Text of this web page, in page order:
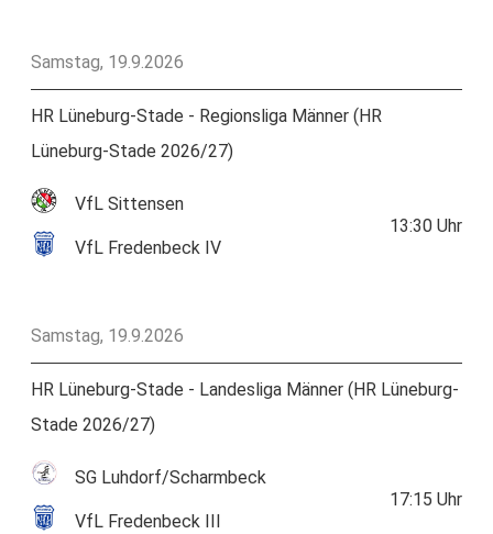
Samstag, 19.9.2026
HR Lüneburg-Stade - Regionsliga Männer (HR
Lüneburg-Stade 2026/27)
VfL Sittensen
VfL Fredenbeck IV
13:30 Uhr
Samstag, 19.9.2026
HR Lüneburg-Stade - Landesliga Männer (HR Lüneburg-
Stade 2026/27)
SG Luhdorf/Scharmbeck
VfL Fredenbeck III
17:15 Uhr